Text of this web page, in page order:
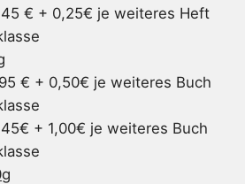
€ + 0,25€ je weiteres Heft
€ + 0,50€ je weiteres Buch
+ 1,00€ je weiteres Buch